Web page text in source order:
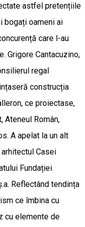
astfel pretențiile
bogați oameni ai
care l-au
Grigore Cantacuzino,
regal
construcția
ce proiectase,
Ateneul Român,
A apelat la un alt
Casei
Fundației
Reflectând tendința
ce îmbina cu
cu elemente de